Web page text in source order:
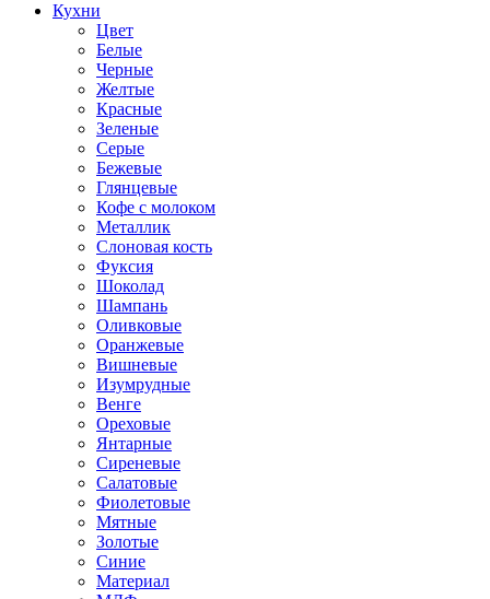
Кухни
Цвет
Белые
Черные
Желтые
Красные
Зеленые
Серые
Бежевые
Глянцевые
Кофе с молоком
Металлик
Слоновая кость
Фуксия
Шоколад
Шампань
Оливковые
Оранжевые
Вишневые
Изумрудные
Венге
Ореховые
Янтарные
Сиреневые
Салатовые
Фиолетовые
Мятные
Золотые
Синие
Материал